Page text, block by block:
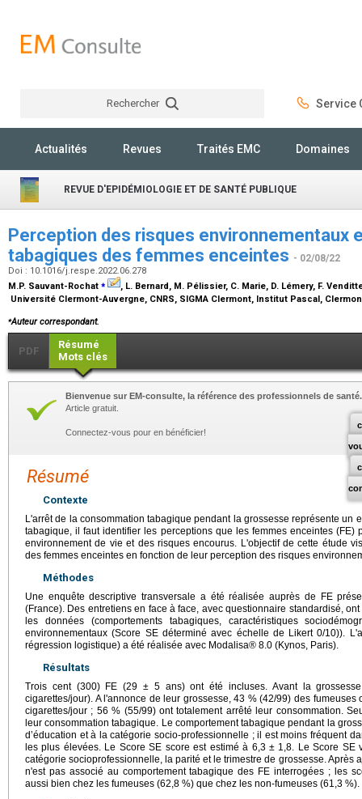
Rechercher Service
Actualités Revues Traités EMC Domaines
REVUE D'EPIDÉMIOLOGIE ET DE SANTÉ PUBLIQUE
Perception des risques environnementaux
tabagiques des femmes enceintes - 02/08/22
Doi : 10.1016/j.respe.2022.06.278
M.P. Sauvant-Rochat ⁎
, L. Bernard, M. Pélissier, C. Marie, D. Lémery, F.
Université Clermont-Auvergne, CNRS, SIGMA Clermont, Institut Pascal,
⁎Auteur correspondant.
PDF
Résumé
Mots clés
Bienvenue sur EM-consulte, la référence des professionnels de santé.
Article gratuit.
Connectez-vous pour en bénéficier!
Résumé
Contexte
L'arrêt de la consommation tabagique pendant la grossesse représente un
tabagique, il faut identifier les perceptions que les femmes enceintes (FE)
environnement de vie et des risques encourus. L'objectif de cette étude
des femmes enceintes en fonction de leur perception des risques
Méthodes
Une enquête descriptive transversale a été réalisée auprès de FE
(France). Des entretiens en face à face, avec questionnaire standardisé,
les données (comportements tabagiques, caractéristiques
environnementaux (Score SE déterminé avec échelle de Likert 0/10)).
régression logistique) a été réalisée avec Modalisa® 8.0 (Kynos, Paris).
Résultats
Trois cent (300) FE (29 ± 5 ans) ont été incluses. Avant la
cigarettes/jour). A l'annonce de leur grossesse, 43 % (42/99) des
cigarettes/jour ; 56 % (55/99) ont totalement arrêté leur consommation.
leur consommation tabagique. Le comportement tabagique pendant la
d’éducation et à la catégorie socio-professionnelle ; il est moins fréquent
les plus élevées. Le Score SE score est estimé à 6,3 ± 1,8. Le Score SE
catégorie socioprofessionnelle, la parité et le trimestre de grossesse. Après
n'est pas associé au comportement tabagique des FE interrogées ; les
aussi bien chez les fumeuses (62,8 %) que chez les non-fumeuses (61,3 %).